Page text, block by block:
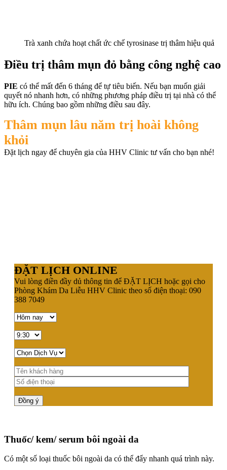
Trà xanh chứa hoạt chất ức chế tyrosinase trị thâm hiệu quả
Điều trị thâm mụn đỏ bằng công nghệ cao
PIE có thể mất đến 6 tháng để tự tiêu biến. Nếu bạn muốn giải
quyết nó nhanh hơn, có những phương pháp điều trị tại nhà có thể
hữu ích. Chúng bao gồm những điều sau đây.
Thâm mụn lâu năm trị hoài không
khỏi
Đặt lịch ngay để chuyên gia của HHV Clinic tư vấn cho bạn nhé!
ĐẶT LỊCH ONLINE
Vui lòng điền đầy dủ thông tin để ĐẶT LỊCH hoặc gọi cho
Phòng Khám Da Liễu HHV Clinic theo số điện thoại: 090
388 7049
Thuốc/ kem/ serum bôi ngoài da
Có một số loại thuốc bôi ngoài da có thể đẩy nhanh quá trình này.